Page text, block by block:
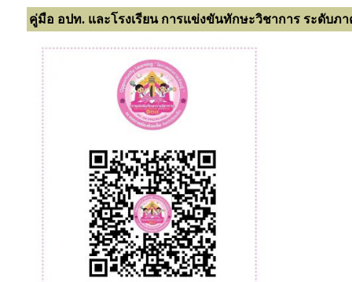
คู่มือ อปท. และโรงเรียน การแข่งขันทักษะวิชาการ ระดับภา